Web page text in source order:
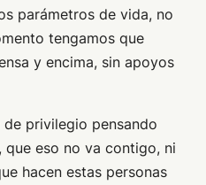
parámetros de vida, no
tengamos que
y encima, sin apoyos
privilegio pensando
que eso no va contigo, ni
hacen estas personas